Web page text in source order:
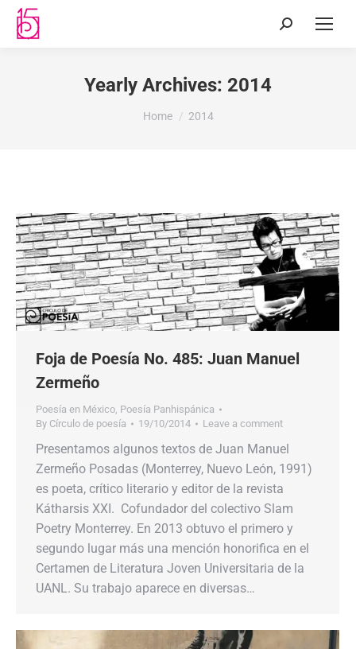
Yearly Archives: 2014
You are here:
Home 2014
Foja de Poesía No. 485: Juan Manuel
Zermeño
Poesía en México, Poesía Panhispánica
By Círculo de poesía 19/10/2014 Leave a comment
Presentamos algunos textos de Juan Manuel
Zermeño Posadas (Monterrey, Nuevo León, 1991)
es poeta, crítico literario y editor de la revista
Kátharsis XXI. Cofundador del colectivo Slam
Poetry Monterrey. En 2013 obtuvo el primero y
segundo lugar más una mención honorifica en el
Certamen de Literatura Joven Universitaria de la
UANL. Su trabajo aparece en diversas…